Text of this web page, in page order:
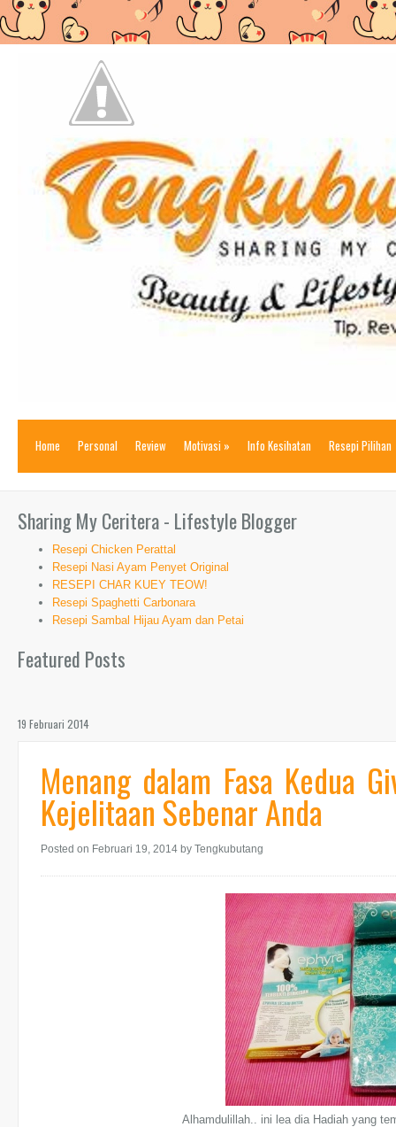
Home Personal Review Motivasi » Info Kesihatan Resepi Pilihan
Sharing My Ceritera - Lifestyle Blogger
Resepi Chicken Perattal
Resepi Nasi Ayam Penyet Original
RESEPI CHAR KUEY TEOW!
Resepi Spaghetti Carbonara
Resepi Sambal Hijau Ayam dan Petai
Featured Posts
19 Februari 2014
Menang dalam Fasa Kedua
Kejelitaan Sebenar Anda
Posted on Februari 19, 2014 by Tengkubutang
Alhamdulillah.. ini lea dia Hadiah yang